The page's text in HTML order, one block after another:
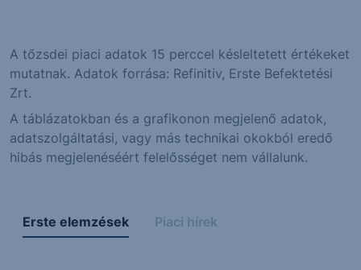
A tőzsdei piaci adatok 15 perccel késleltetett értékeket
mutatnak. Adatok forrása: Refinitiv, Erste Befektetési
Zrt.
A táblázatokban és a grafikonon megjelenő adatok,
adatszolgáltatási, vagy más technikai okokból eredő
hibás megjelenéséért felelősséget nem vállalunk.
Erste elemzések Piaci hírek